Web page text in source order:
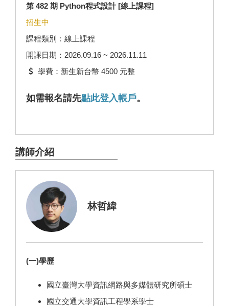
第 482 期 Python程式設計 [線上課程]
招生中
課程類別：線上課程
開課日期：2026.09.16 ~ 2026.11.11
學費：新生新台幣 4500 元整
如需報名請先點此登入帳戶。
講師介紹
林哲緯
(一)學歷
國立臺灣大學資訊網路與多媒體研究所碩士
國立交通大學資訊工程學系學士